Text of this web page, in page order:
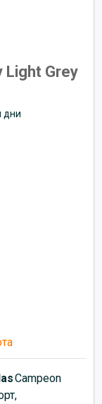
Light Grey
дни
Campeon